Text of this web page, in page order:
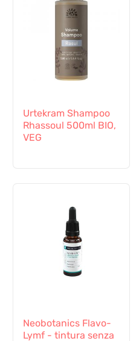
Urtekram Shampoo
Rhassoul 500ml BIO,
VEG
Neobotanics Flavo-
Lymf - tintura senza